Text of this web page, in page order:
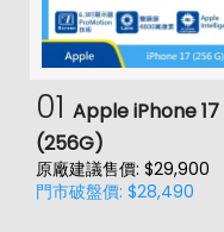
01 Apple iPhone 17
(256G)
原廠建議售價: $29,900
門市破盤價: $28,490